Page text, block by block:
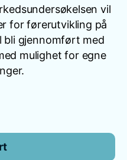
vil
for førerutvikling på
bli gjennomført med
mulighet for egne